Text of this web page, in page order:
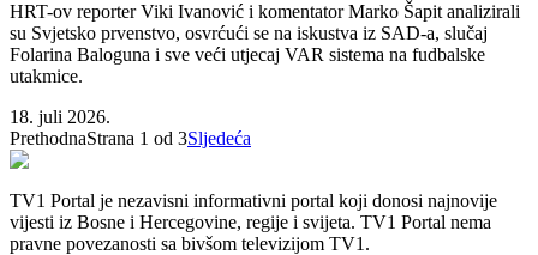
HRT-ov reporter Viki Ivanović i komentator Marko Šapit analizirali
su Svjetsko prvenstvo, osvrćući se na iskustva iz SAD-a, slučaj
Folarina Baloguna i sve veći utjecaj VAR sistema na fudbalske
utakmice.
18. juli 2026.
PrethodnaStrana 1 od 3Sljedeća
TV1 Portal je nezavisni informativni portal koji donosi najnovije
vijesti iz Bosne i Hercegovine, regije i svijeta. TV1 Portal nema
pravne povezanosti sa bivšom televizijom TV1.